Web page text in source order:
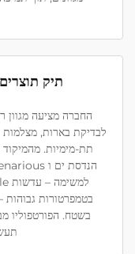
תיק
החברה מציעה מגוון
לבדיקת בארות,
תת-מימיות. מהמיקוד
בטמפרטורות גבוהות
בשטח. הפורטפוליו